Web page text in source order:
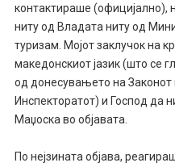
контактираше (официјално),
ниту од Владата ниту од
туризам. Мојот заклучок на
македонскиот јазик (што се
од донесувањето на
Инспекторатот) и Господ да
Маџоска во објавата.
По нејзината објава,